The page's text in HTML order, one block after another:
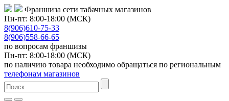
Франшиза сети табачных магазинов
Пн-пт: 8:00-18:00 (МСК)
8(906)610-75-33
8(906)558-66-65
по вопросам франшизы
Пн-пт: 8:00-18:00 (МСК)
по наличию товара необходимо обращаться по региональным
телефонам магазинов